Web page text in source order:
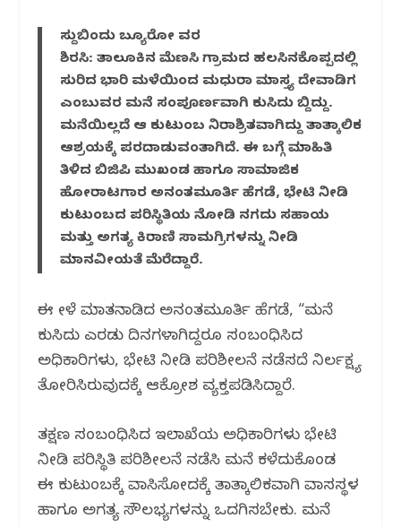
c
e
b
o
o
k
itt
e
r
at
s
A
p
p
e
g
ra
m
ar
e
ಸುದ್ದಿಬಿಂದು ಬ್ಯೂರೋ ವರದಿ
ಶಿರಸಿ: ತಾಲೂಕಿನ ಮೆಣಸಿ ಗ್ರಾಮದ ಹಲಸಿನಕೊಪ್ಪದಲ್ಲಿ
ಸುರಿದ ಭಾರಿ ಮಳೆಯಿಂದ ಮಧುರಾ ಮಾಸ್ತ್ಯ ದೇವಾಡಿಗ
ಎಂಬುವರ ಮನೆ ಸಂಪೂರ್ಣವಾಗಿ ಕುಸಿದು ಬಿದ್ದಿದ್ದು.
ಮನೆಯಿಲ್ಲದೆ ಆ ಕುಟುಂಬ ನಿರಾಶ್ರಿತವಾಗಿದ್ದು ತಾತ್ಕಾಲಿಕ
ಆಶ್ರಯಕ್ಕೆ ಪರದಾಡುವಂತಾಗಿದೆ. ಈ ಬಗ್ಗೆ ಮಾಹಿತಿ
ತಿಳಿದ ಬಿಜಿಪಿ ಮುಖಂಡ ಹಾಗೂ ಸಾಮಾಜಿಕ
ಹೋರಾಟಗಾರ ಅನಂತಮೂರ್ತಿ ಹೆಗಡೆ, ಭೇಟಿ ನೀಡಿ
ಕುಟುಂಬದ ಪರಿಸ್ಥಿತಿಯ ನೋಡಿ ನಗದು ಸಹಾಯ
ಮತ್ತು ಅಗತ್ಯ ಕಿರಾಣಿ ಸಾಮಗ್ರಿಗಳನ್ನು ನೀಡಿ
ಮಾನವೀಯತೆ ಮೆರೆದಿದ್ದಾರೆ.
ಈ ವೇಳೆ ಮಾತನಾಡಿದ ಅನಂತಮೂರ್ತಿ ಹೆಗಡೆ, “ಮನೆ
ಕುಸಿದು ಎರಡು ದಿನಗಳಾಗಿದ್ದರೂ ಸಂಬಂಧಿಸಿದ
ಅಧಿಕಾರಿಗಳು, ಭೇಟಿ ನೀಡಿ‌ ಪರಿಶೀಲನೆ‌ ನಡೆಸದೆ ನಿರ್ಲಕ್ಷ್ಯ
ತೋರಿಸಿರುವುದಕ್ಕೆ ಆಕ್ರೋಶ ವ್ಯಕ್ತಪಡಿಸಿದ್ದಾರೆ.
ತಕ್ಷಣ ಸಂಬಂಧಿಸಿದ ಇಲಾಖೆಯ ಅಧಿಕಾರಿಗಳು ಭೇಟಿ
ನೀಡಿ ಪರಿಸ್ಥಿತಿ ಪರಿಶೀಲನೆ ನಡೆಸಿ ಮನೆ ಕಳೆದುಕೊಂಡ
ಈ ಕುಟುಂಬಕ್ಕೆ ವಾಸಿಸೋದಕ್ಕೆ ತಾತ್ಕಾಲಿಕವಾಗಿ ವಾಸಸ್ಥಳ
ಹಾಗೂ ಅಗತ್ಯ ಸೌಲಭ್ಯಗಳನ್ನು ಒದಗಿಸಬೇಕು. ಮನೆ